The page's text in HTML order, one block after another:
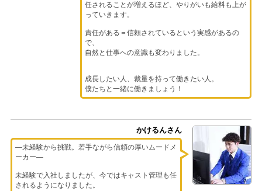
任されることが増えるほど、やりがいも給料も上が
っていきます。
責任がある＝信頼されているという実感があるの
で、
自然と仕事への意識も変わりました。
成長したい人、裁量を持って働きたい人。
僕たちと一緒に働きましょう！
かけるんさん
―未経験から挑戦。若手ながら信頼の厚いムードメ
ーカー―
未経験で入社しましたが、今ではキャスト管理も任
されるようになりました。